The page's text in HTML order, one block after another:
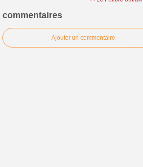
commentaires
Ajouter un commentaire